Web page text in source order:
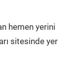
hemen yerini
sitesinde yer